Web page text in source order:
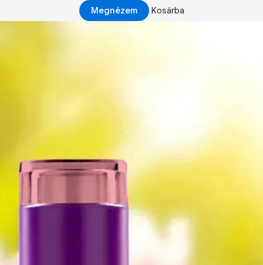
Megnézem Kosárba